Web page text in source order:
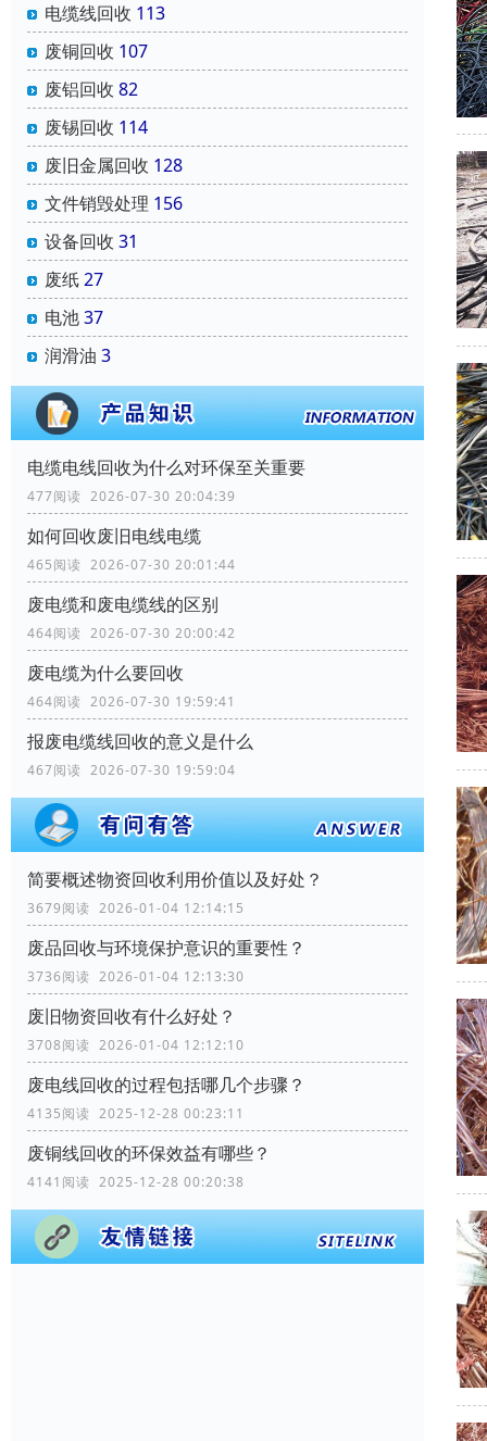
电缆线回收 113
废铜回收 107
废铝回收 82
废锡回收 114
废旧金属回收 128
文件销毁处理 156
设备回收 31
废纸27
电池37
润滑油 3
电缆电线回收为什么对环保至关重要
477阅读 2026-07-30 20:04:39
如何回收废旧电线电缆
465阅读 2026-07-30 20:01:44
废电缆和废电缆线的区别
464阅读 2026-07-30 20:00:42
废电缆为什么要回收
464阅读 2026-07-30 19:59:41
报废电缆线回收的意义是什么
467阅读 2026-07-30 19:59:04
简要概述物资回收利用价值以及好处？
3679阅读 2026-01-04 12:14:15
废品回收与环境保护意识的重要性？
3736阅读 2026-01-04 12:13:30
废旧物资回收有什么好处？
3708阅读 2026-01-04 12:12:10
废电线回收的过程包括哪几个步骤？
4135阅读 2025-12-28 00:23:11
废铜线回收的环保效益有哪些？
4141阅读 2025-12-28 00:20:38